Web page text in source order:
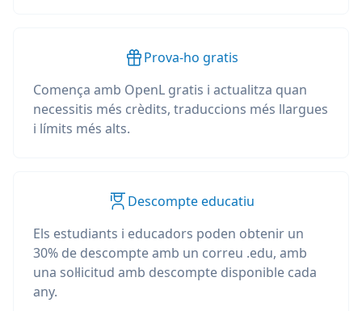
Prova-ho gratis
Comença amb OpenL gratis i actualitza quan
necessitis més crèdits, traduccions més llargues
i límits més alts.
Descompte educatiu
Els estudiants i educadors poden obtenir un
30% de descompte amb un correu .edu, amb
una sol·licitud amb descompte disponible cada
any.